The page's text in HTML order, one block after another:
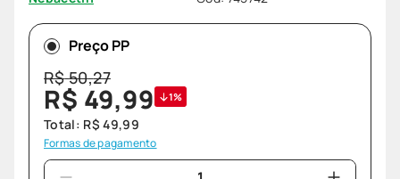
Preço PP
R$50,27
R$ 49,99 1%
Total: R$ 49,99
Formas de pagamento